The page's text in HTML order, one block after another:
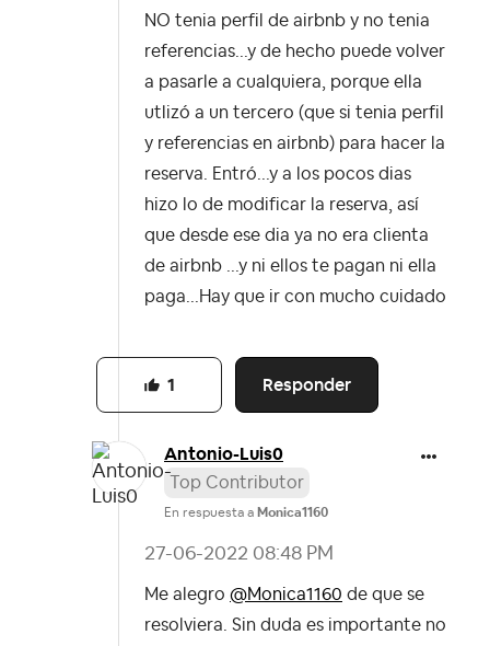
NO tenia perfil de airbnb y no tenia
referencias...y de hecho puede volver
a pasarle a cualquiera, porque ella
utlizó a un tercero (que si tenia perfil
y referencias en airbnb) para hacer la
reserva. Entró...y a los pocos dias
hizo lo de modificar la reserva, así
que desde ese dia ya no era clienta
de airbnb ...y ni ellos te pagan ni ella
paga...Hay que ir con mucho cuidado
Responder
1
Antonio-Luis0
Top Contributor
En respuesta a Monica1160
‎27-06-2022 08:48 PM
Me alegro @Monica1160 de que se
resolviera. Sin duda es importante no